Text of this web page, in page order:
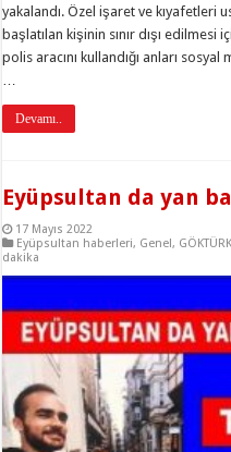
yakalandı. Özel işaret ve kıyafetleri
başlatılan kişinin sınır dışı edilmesi
polis aracını kullandığı anları
Devamı..
Eyüpsultan da yan
17 Mayıs 2022
Eyüpsultan haberleri, Genel,
dakika